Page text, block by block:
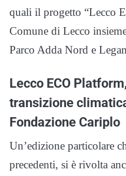
quali il progetto “Lecco
Comune di Lecco
Parco Adda Nord e
Lecco ECO
transizione
Fondazione Cariplo
Un’edizione particolare
precedenti, si è rivolta